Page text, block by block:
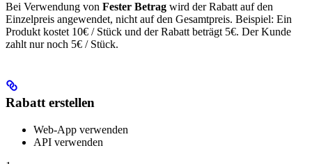
Bei Verwendung von Fester Betrag wird der Rabatt auf den
Einzelpreis angewendet, nicht auf den Gesamtpreis. Beispiel: Ein
Produkt kostet 10€ / Stück und der Rabatt beträgt 5€. Der Kunde
zahlt nur noch 5€ / Stück.
Rabatt erstellen
Web-App verwenden
API verwenden